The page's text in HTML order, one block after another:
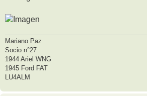
Mariano Paz
Socio n°27
1944 Ariel WNG
1945 Ford FAT
LU4ALM